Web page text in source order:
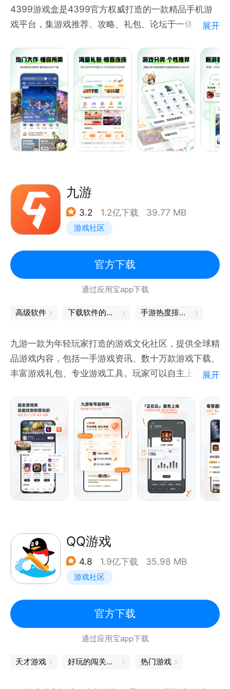
4399游戏盒是4399官方权威打造的一款精品手机游
戏平台，集游戏推荐、攻略、礼包、论坛于一体。
展示个人风采等诸多特点，您可随时随地一键安装，十
万海量游戏经由资深玩家强力推荐、精彩的游戏视频解
说、高玩的游戏攻略评测，人气爆棚的游戏社区，让玩
家畅游其中，百玩不厌！
展开
九游
3.2 1.2亿下载 39.77 MB
游戏社区
官方下载
通过应用宝app下载
高级软件 下载软件的软件 手游热度排行榜
九游一款为年轻玩家打造的游戏文化社区，提供全球精
品游戏内容，包括一手游戏资讯、数十万款游戏下载、
丰富游戏礼包、专业游戏工具。玩家可以自主上传分享
到同好，在游戏中畅聊，享受无穷乐趣！
展开
QQ游戏
4.8 1.9亿下载 35.98 MB
游戏社区
官方下载
通过应用宝app下载
天才游戏 好玩的闯关游戏 热门游戏